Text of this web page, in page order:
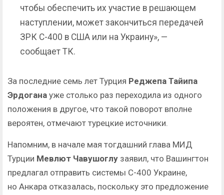
чтобы обеспечить их участие в решающем
наступлении, может закончиться передачей
ЗРК С-400 в США или на Украину», —
сообщает ТК.
За последние семь лет Турция Реджепа Тайипа
Эрдогана уже столько раз переходила из одного
положения в другое, что такой поворот вполне
вероятен, отмечают турецкие источники.
Напомним, в начале мая тогдашний глава МИД
Турции Мевлют Чавушоглу заявил, что Вашингтон
предлагал отправить системы С-400 Украине,
но Анкара отказалась, поскольку это предложение